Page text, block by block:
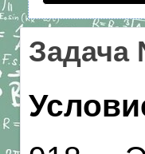
Задача